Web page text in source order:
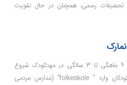
تحصیلات رسمی، همچنان در حال تقویت
آموزش ابتدایی در دانمارک از 9 ماهگی تا 3 سالگی در مهدکودک شروع
می‌شود. با شروع 6 سالگی کودکان وارد " folkeskole" (مدارس مردمی